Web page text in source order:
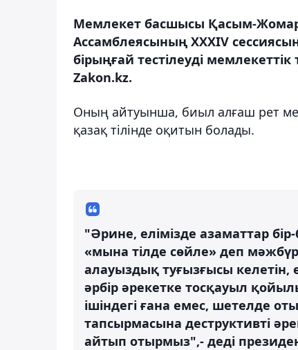
Мемлекет басшысы Қасым-
Ассамблеясының ХХХІV
бірыңғай тестілеуді
Zakon.kz.
Оның айтуынша, биыл алғаш рет
қазақ тілінде оқитын болады.
"Әрине, елімізде азаматтар
«мына тілде сөйле» деп
алауыздық туғызғысы келетін,
әрбір әрекетке тосқауыл
ішіндегі ғана емес, шетелде
тапсырмасына деструктивті
айтып отырмыз",- деді